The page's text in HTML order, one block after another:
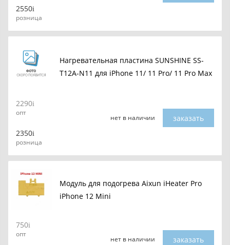
2550
розница
Нагревательная пластина SUNSHINE SS-
T12A-N11 для iPhone 11/ 11 Pro/ 11 Pro Max
2290
опт
2350
розница
нет в наличии заказать
Модуль для подогрева Aixun iHeater Pro
iPhone 12 Mini
750
опт
нет в наличии заказать